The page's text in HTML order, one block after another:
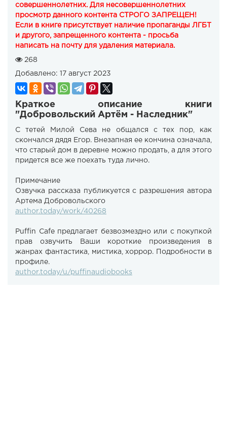
совершеннолетних. Для несовершеннолетних
просмотр данного контента СТРОГО ЗАПРЕЩЕН!
Если в книге присутствует наличие пропаганды ЛГБТ
и другого, запрещенного контента - просьба
написать на почту для удаления материала.
268
Добавлено: 17 август 2023
Краткое описание книги
"Добровольский Артём - Наследник"
С тетей Милой Сева не общался с тех пор, как
скончался дядя Егор. Внезапная ее кончина означала,
что старый дом в деревне можно продать, а для этого
придется все же поехать туда лично.
Примечание
Озвучка рассказа публикуется с разрешения автора
Артема Добровольского
author.today/work/40268
Puffin Cafe предлагает безвозмездно или с покупкой
прав озвучить Ваши короткие произведения в
жанрах фантастика, мистика, хоррор. Подробности в
профиле.
author.today/u/puffinaudiobooks